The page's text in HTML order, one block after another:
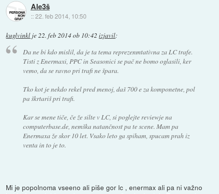
Ale3š
::22. feb 2014, 10:50
kuglvinkl je22. feb 2014 ob 10:42 izjavil:
Da ne bi kdo mislil, da je ta tema reprezenmtativna za LC trafe.
Tisti z Enermaxi, PPC in Seasonici se pač ne bomo oglasili, ker
vemo, da se ravno pri trafi ne špara.
Tko kot je nekdo rekel pred menoj, daš 700 e za komponetne, pol
pa škrtariš pri trafi.
Kar se mene tiče, če že silte v LC, si poglejte reviewje na
computerbase.de, nemška natančnost pa te scene. Mam pa
Enermaxa že skor 10 let. Vsako leto ga spiham, spucam prah iz
venta in to je to.
Mi je popolnoma vseeno ali piše gor lc , enermax ali pa ni važno